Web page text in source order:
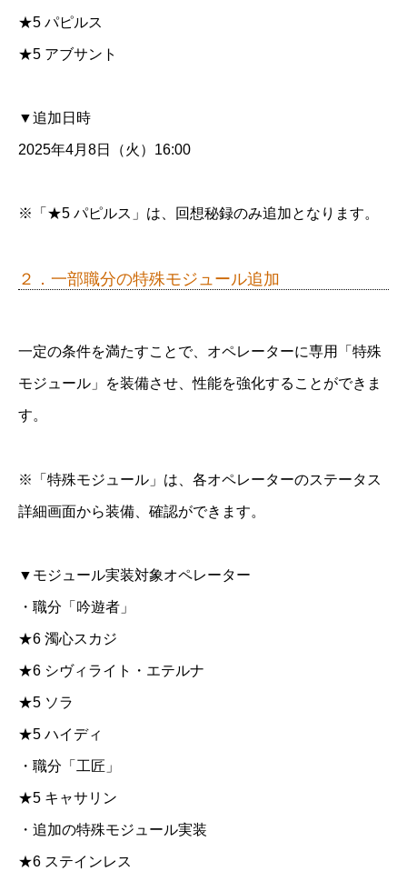
★5 パピルス
★5 アブサント
▼追加日時
2025年4月8日（火）16:00
※「★5 パピルス」は、回想秘録のみ追加となります。
２．一部職分の特殊モジュール追加
一定の条件を満たすことで、オペレーターに専用「特殊
モジュール」を装備させ、性能を強化することができま
す。
※「特殊モジュール」は、各オペレーターのステータス
詳細画面から装備、確認ができます。
▼モジュール実装対象オペレーター
・職分「吟遊者」
★6 濁心スカジ
★6 シヴィライト・エテルナ
★5 ソラ
★5 ハイディ
・職分「工匠」
★5 キャサリン
・追加の特殊モジュール実装
★6 ステインレス